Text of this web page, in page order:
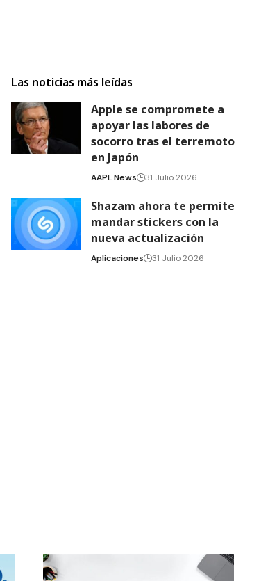
Las noticias más leídas
Apple se compromete a
apoyar las labores de
socorro tras el terremoto
en Japón
AAPL News 31 Julio 2026
Shazam ahora te permite
mandar stickers con la
nueva actualización
Aplicaciones 31 Julio 2026